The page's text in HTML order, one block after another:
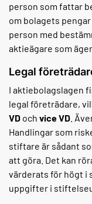
person som fattar
om bolagets
person med
aktieägare som
Legal
I aktiebolagslagen
legal företrädare,
VD och vice VD .
Handlingar som
stiftare är sådant
att göra. Det kan
värderats för högt
uppgifter i